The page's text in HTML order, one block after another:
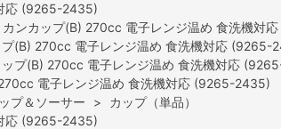
応 (9265-2435)
カンカップ(B) 270cc 電子レンジ温め 食洗機対
プ(B) 270cc 電子レンジ温め 食洗機対応 (9265-
ップ(B) 270cc 電子レンジ温め 食洗機対応
電子レンジ温め 食洗機対応 (9265-2435)
プ＆ソーサー >
カップ（単品）
応 (9265-2435)